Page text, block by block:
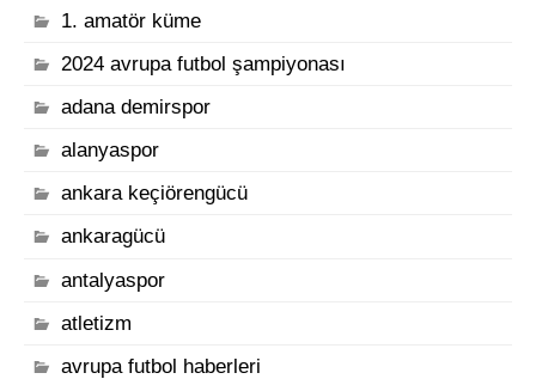
1. amatör küme
2024 avrupa futbol şampiyonası
adana demirspor
alanyaspor
ankara keçiörengücü
ankaragücü
antalyaspor
atletizm
avrupa futbol haberleri